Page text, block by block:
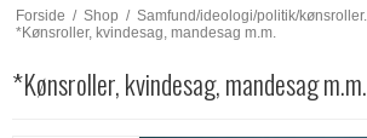
Forside / Shop / Samfund/ideologi/politik/kønsroller...
*Kønsroller, kvindesag, mandesag m.m.
*Kønsroller, kvindesag, mandesag m.m.